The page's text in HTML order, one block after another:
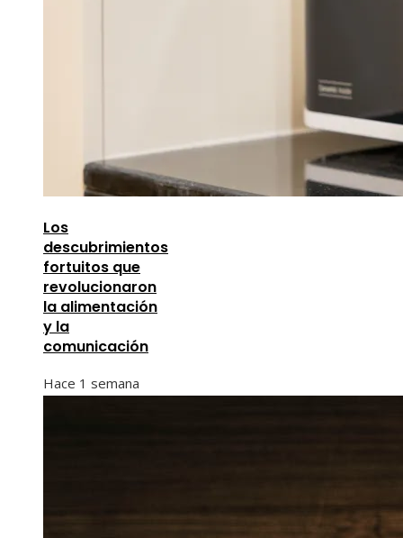
Los
descubrimientos
fortuitos que
revolucionaron
la alimentación
y la
comunicación
Hace 1 semana